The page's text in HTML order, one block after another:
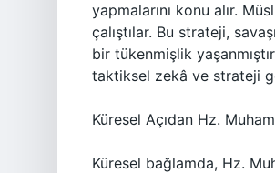
yapmalarını konu alır.
çalıştılar. Bu strateji,
bir tükenmişlik
taktiksel zekâ ve strateji
Küresel Açıdan Hz.
Küresel bağlamda, Hz.